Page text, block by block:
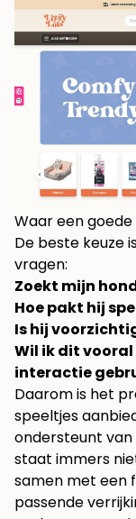
Waar een
De beste keuze
vragen:
Zoekt mijn
Hoe pakt hij
Is hij
Wil ik dit
interactie
Daarom is het
speeltjes
ondersteunt van
staat immers
samen met een
passende